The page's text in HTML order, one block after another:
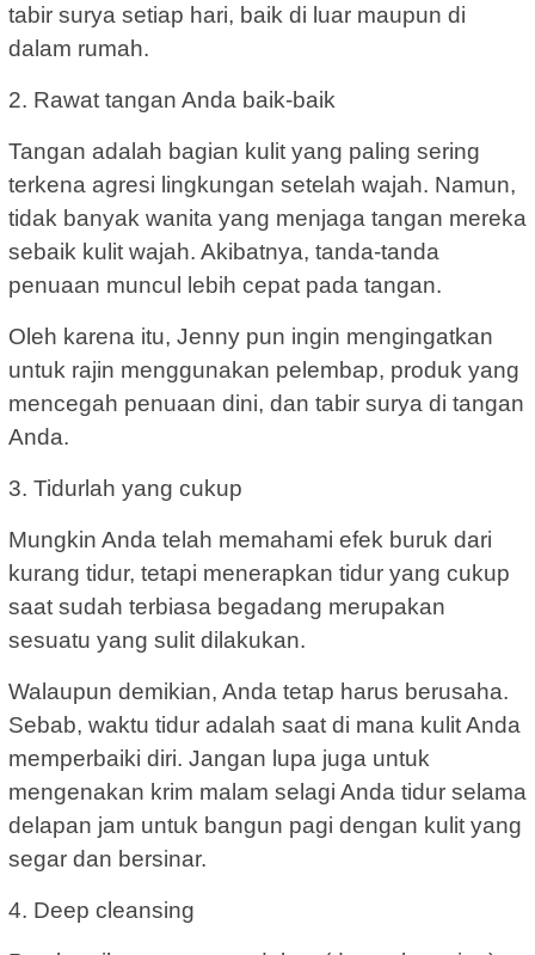
tabir surya setiap hari, baik di luar maupun di
dalam rumah.
2. Rawat tangan Anda baik-baik
Tangan adalah bagian kulit yang paling sering
terkena agresi lingkungan setelah wajah. Namun,
tidak banyak wanita yang menjaga tangan mereka
sebaik kulit wajah. Akibatnya, tanda-tanda
penuaan muncul lebih cepat pada tangan.
Oleh karena itu, Jenny pun ingin mengingatkan
untuk rajin menggunakan pelembap, produk yang
mencegah penuaan dini, dan tabir surya di tangan
Anda.
3. Tidurlah yang cukup
Mungkin Anda telah memahami efek buruk dari
kurang tidur, tetapi menerapkan tidur yang cukup
saat sudah terbiasa begadang merupakan
sesuatu yang sulit dilakukan.
Walaupun demikian, Anda tetap harus berusaha.
Sebab, waktu tidur adalah saat di mana kulit Anda
memperbaiki diri. Jangan lupa juga untuk
mengenakan krim malam selagi Anda tidur selama
delapan jam untuk bangun pagi dengan kulit yang
segar dan bersinar.
4. Deep cleansing